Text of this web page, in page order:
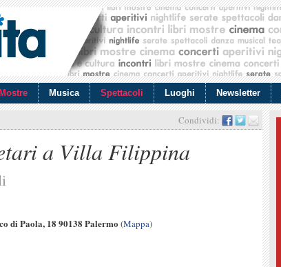
Mostre Musica Spettacoli Luoghi Newsletter
Condividi:
a Villa Filippina
di Paola, 18 90138 Palermo (Mappa)